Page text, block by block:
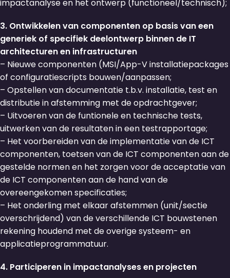
impactanalyse en het ontwerp (functioneel/technisch);
3. Ontwikkelen van componenten op basis van een
generiek of specifiek deelontwerp binnen de IT
architecturen en infrastructuren
– Nieuwe componenten (MSI/App-V installatiepackages
of configuratiescripts bouwen/aanpassen;
– Opstellen van documentatie t.b.v. installatie, test en
distributie in afstemming met de opdrachtgever;
– Uitvoeren van de funtionele en technische tests,
uitwerken van de resultaten in een testrapportage;
– Het voorbereiden van de implementatie van de ICT
componenten, toetsen van de ICT componenten aan de
gestelde normen en het zorgen voor de acceptatie van
de ICT componenten aan de hand van de
overeengekomen specificaties;
– Het onderling met elkaar afstemmen (unit/sectie
overschrijdend) van de verschillende ICT bouwstenen
rekening houdend met de overige systeem- en
applicatieprogrammatuur.
4. Participeren in impactanalyses en projecten